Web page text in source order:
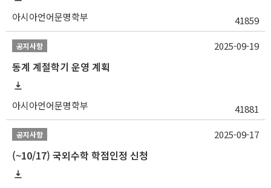
아시아언어문명학부 41859
공지사항
동계 계절학기 운영 계획
아시아언어문명학부 41881
2025-09-19
공지사항
(~10/17) 국외수학 학점인정 신청
2025-09-17